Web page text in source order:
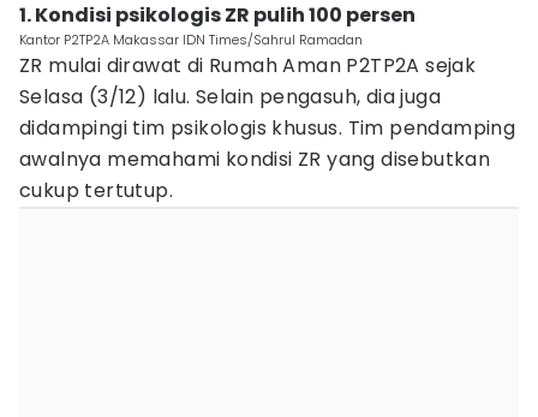
1. Kondisi psikologis ZR pulih 100 persen
Kantor P2TP2A Makassar IDN Times/Sahrul Ramadan
ZR mulai dirawat di Rumah Aman P2TP2A sejak
Selasa (3/12) lalu. Selain pengasuh, dia juga
didampingi tim psikologis khusus. Tim pendamping
awalnya memahami kondisi ZR yang disebutkan
cukup tertutup.